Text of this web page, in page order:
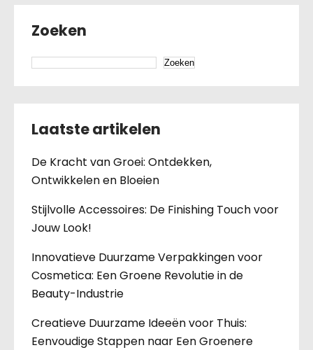
Zoeken
Zoeken
Laatste artikelen
De Kracht van Groei: Ontdekken,
Ontwikkelen en Bloeien
Stijlvolle Accessoires: De Finishing Touch voor
Jouw Look!
Innovatieve Duurzame Verpakkingen voor
Cosmetica: Een Groene Revolutie in de
Beauty-Industrie
Creatieve Duurzame Ideeën voor Thuis:
Eenvoudige Stappen naar Een Groenere